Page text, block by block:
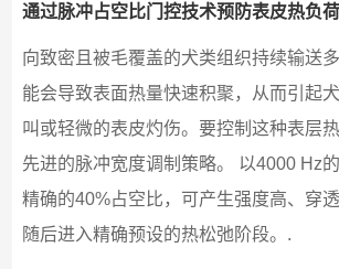
通过脉冲占空比门控技术预防表皮热负荷
向致密且被毛覆盖的犬类组织持续输送
能会导致表面热量快速积聚，从而引起
叫或轻微的表皮灼伤。要控制这种表层
先进的脉冲宽度调制策略。 以4000 Hz
精确的40%占空比，可产生强度高、穿透
随后进入精确预设的热松弛阶段。.